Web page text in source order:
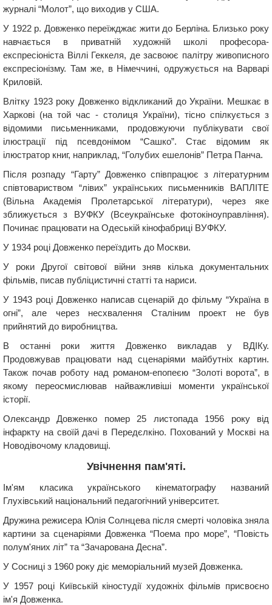
журналі “Молот”, що виходив у США.
У 1922 р. Довженко переїжджає жити до Берліна. Близько року
навчається в приватній художній школі професора-
експресіоніста Віллі Геккеля, де засвоює палітру живописного
експресіонізму. Там же, в Німеччині, одружується на Варварі
Криловій.
Влітку 1923 року Довженко відкликаний до України. Мешкає в
Харкові (на той час - столиця України), тісно спілкується з
відомими письменниками, продовжуючи публікувати свої
ілюстрації під псевдонімом “Сашко”. Стає відомим як
ілюстратор книг, наприклад, “Голубих ешелонів” Петра Панча.
Після розпаду “Гарту” Довженко співпрацює з літературним
співтовариством “лівих” українських письменників ВАПЛІТЕ
(Вільна Академія Пролетарської лiтератури), через яке
зближується з ВУФКУ (Всеукраїнське фотокіноуправління).
Починає працювати на Одеській кінофабриці ВУФКУ.
У 1934 році Довженко переїздить до Москви.
У роки Другої світової війни зняв кілька документальних
фільмів, писав публіцистичні статті та нариси.
У 1943 році Довженко написав сценарій до фільму “Україна в
огні”, але через несхвалення Сталіним проект не був
прийнятий до виробництва.
В останні роки життя Довженко викладав у ВДІКу.
Продовжував працювати над сценаріями майбутніх картин.
Також почав роботу над романом-епопеєю “Золоті ворота”, в
якому переосмислював найважливіші моменти української
історії.
Олександр Довженко помер 25 листопада 1956 року від
інфаркту на своїй дачі в Передєлкіно. Похований у Москві на
Новодівочому кладовищі.
Увічнення пам'яті.
Ім'ям класика українського кінематографу названий
Глухівський національний педагогічний університет.
Дружина режисера Юлія Солнцева після смерті чоловіка зняла
картини за сценаріями Довженка “Поема про море”, “Повість
полум'яних літ” та “Зачарована Десна”.
У Сосниці з 1960 року діє меморіальний музей Довженка.
У 1957 році Київській кіностудії художніх фільмів присвоєно
ім'я Довженка.